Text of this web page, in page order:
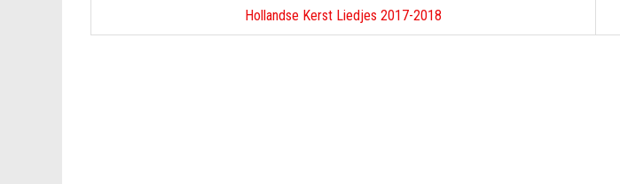
Hollandse Kerst Liedjes 2017-2018